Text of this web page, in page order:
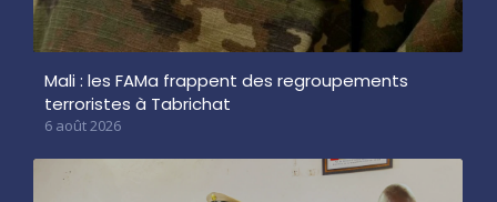
Mali : les FAMa frappent des regroupements
terroristes à Tabrichat
6 août 2026